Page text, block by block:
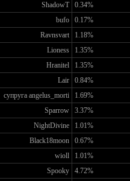
ShadowT
0.34%
bufo
0.17%
Ravnsvart
1.18%
Lioness
1.35%
Hranitel
1.35%
Lair
0.84%
супруга angelus_morti
1.69%
Sparrow
3.37%
NightDivine
1.01%
Black18moon
0.67%
wioll
1.01%
Spooky
4.72%